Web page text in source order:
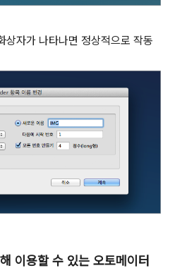
자가 나타나면 정상적으로 작동
이용할 수 있는 오토메이터